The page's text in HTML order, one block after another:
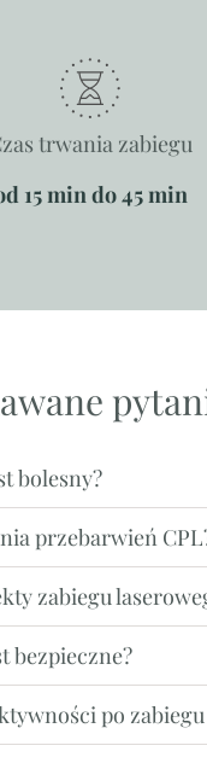
trwania zabiegu
15 min do 45 min
bolesny?
przebarwień
zabiegu
bezpieczne?
po